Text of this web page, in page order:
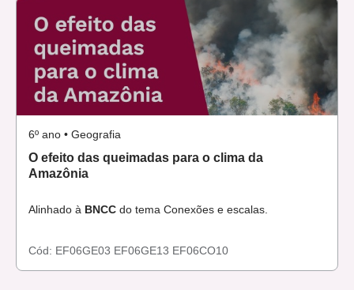
6º ano • Geografia
O efeito das queimadas para o clima da
Amazônia
Alinhado à BNCC do tema Conexões e escalas.
Cód: EF06GE03 EF06GE13 EF06CO10